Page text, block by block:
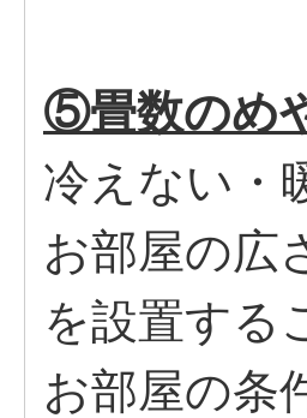
⑤畳数のめ
冷えない・
お部屋の広
を設置する
お部屋の条